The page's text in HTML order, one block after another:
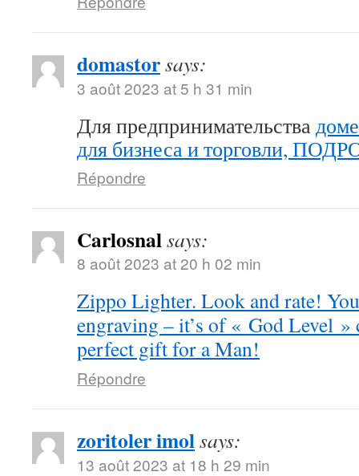
domastorsays:
3 août 2023 at 5 h 31 min
Для предпринимательства
для бизнеса и торговли,
Répondre
Carlosnalsays:
8 août 2023 at 20 h 02 min
Zippo Lighter. Look and rate!
engraving – it’s of « God Level
perfect gift for a Man!
Répondre
zoritoler imolsays:
13 août 2023 at 18 h 29 min